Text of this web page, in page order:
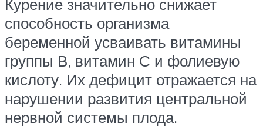
Курение значительно снижает
способность организма
беременной усваивать витамины
группы В, витамин С и фолиевую
кислоту. Их дефицит отражается на
нарушении развития центральной
нервной системы плода.